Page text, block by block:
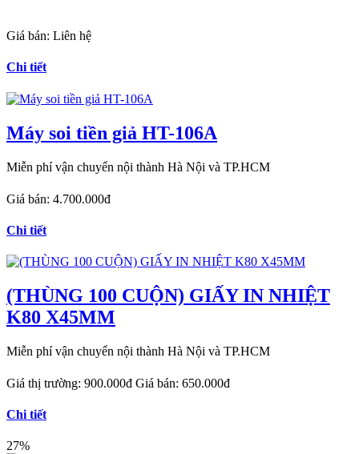
Giá bán: Liên hệ
Chi tiết
Máy soi tiền giả HT-106A
Miễn phí vận chuyển nội thành Hà Nội và TP.HCM
Giá bán: 4.700.000đ
Chi tiết
(THÙNG 100 CUỘN) GIẤY IN NHIỆT
K80 X45MM
Miễn phí vận chuyển nội thành Hà Nội và TP.HCM
Giá thị trường: 900.000đ Giá bán: 650.000đ
Chi tiết
27%